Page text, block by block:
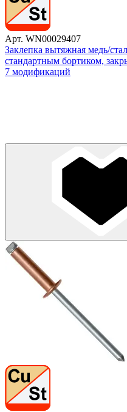
Арт. WN00029407
Заклепка вытяжная медь/
стандартным бортиком,
7 модификаций